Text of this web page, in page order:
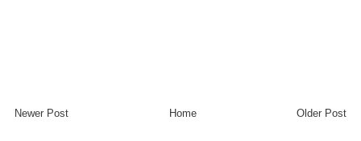
Newer Post Older Post
Home